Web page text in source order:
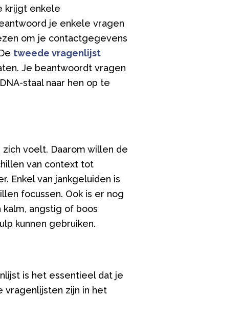
krijgt enkele
je enkele vragen
om je contactgegevens
tweede vragenlijst
Je beantwoordt vragen
staal naar hen op te
voelt. Daarom willen de
van context tot
Enkel van jankgeluiden is
focussen. Ook is er nog
angstig of boos
kunnen gebruiken.
is het essentieel dat je
vragenlijsten zijn in het